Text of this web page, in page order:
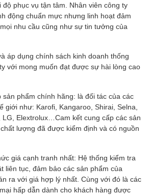
độ phục vụ tận tâm. Nhân viên công ty
động chuẩn mực nhưng linh hoạt đảm
nhu cầu cũng như sự tin tưởng của
áp dụng chính sách kinh doanh thống
với mong muốn đạt được sự hài lòng cao
sản phẩm chính hãng: là đối tác của các
giới như: Karofi, Kangaroo, Shirai, Selna,
LG, Elextrolux…Cam kết cung cấp các sản
lượng đã được kiểm định và có nguồn
giá cạnh tranh nhất: Hệ thống kiểm tra
liên tục, đảm bảo các sản phẩm của
ra với giá hợp lý nhất. Cùng với đó là các
hấp dẫn dành cho khách hàng được